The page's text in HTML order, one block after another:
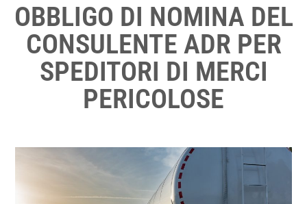
OBBLIGO DI NOMINA DEL
CONSULENTE ADR PER
SPEDITORI DI MERCI
PERICOLOSE